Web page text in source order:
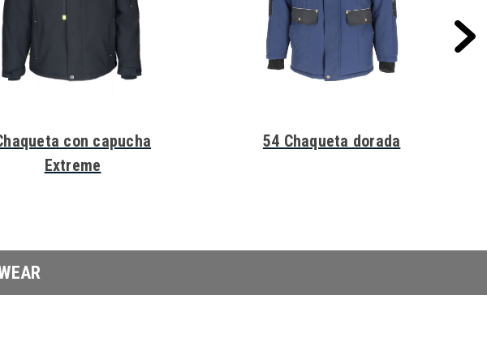
con capucha
Extreme
54 Chaqueta dorada